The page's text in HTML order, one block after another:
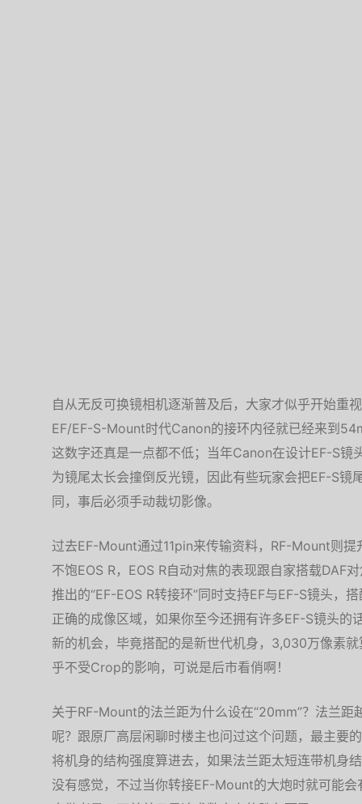
自从无反可换镜相机逐渐普及后，大家才似乎开始重
EF/EF-S-Mount时代Canon的接环内径就已经来到
这数字还真是一点都不低；当年Canon在设计EF-S镜
为镜尾太长会撞倒反光镜，因此有些玩家会把EF-S镜
同，事后必须手动裁切影像。
过去EF-Mount通过11pin来传输资料，RF-Mount则
不饱EOS R，EOS R自动对焦的表现跟自家搭载DAF
推出的“EF-EOS R转接环”同时支持EF与EF-S镜头，
正确的成像区域，如果你至今还拥有许多EF-S镜头的
新的机会，毕竟搭配的是新世代机身，3,030万像素
乎不受Crop的影响，可说是后市看俏啊！
关于RF-Mount的法兰距为什么设在“20mm”？法兰距
呢？跟原厂高层闲聊时楼主也问过这个问题，最主要
将机身的结构强度算进去，如果法兰距太短连带机身
没有感觉，不过当你转接EF-Mount的大炮时就可能